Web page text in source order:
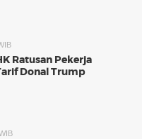
Ratusan Pekerja
Donal Trump